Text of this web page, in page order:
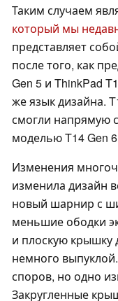
Таким случаем
который мы
представляет
после того, как
Gen 5 и ThinkPad
же язык дизайна.
смогли напрямую
моделью T14 Gen
Изменения
изменила дизайн
новый шарнир с
меньшие ободки
и плоскую крышку
немного
споров, но одно
Закругленные